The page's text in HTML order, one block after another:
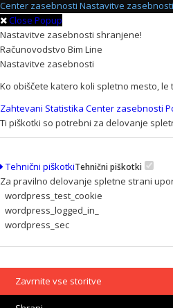
Center zasebnosti Nastavitve zasebnosti
Close Popup
Nastavitve zasebnosti shranjene!
Računovodstvo Bim Line
Nastavitve zasebnosti
Ko obiščete katero koli spletno mesto,
Zahtevani Statistika Center zasebnosti
Ti piškotki so potrebni za delovanje
Tehnični piškotkiTehnični piškotki
Za pravilno delovanje spletne strani
wordpress_test_cookie
wordpress_logged_in_
wordpress_sec
Zavrnite vse storitve